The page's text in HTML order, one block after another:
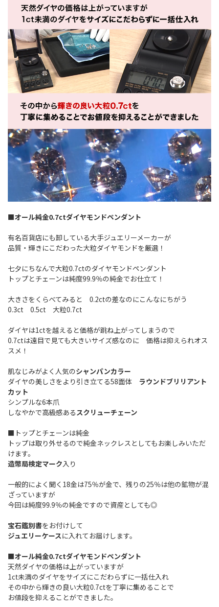
■オール純金0.7ctダイヤモンドペンダント
有名百貨店にも卸している大手ジュエリーメーカーが
品質・輝きにこだわった大粒ダイヤモンドを厳選！
七夕にちなんで大粒0.7ctのダイヤモンドペンダント
トップとチェーンは純度99.9％の純金でお仕立て！
大きさをくらべてみると 0.2ctの差なのにこんなにちがう
0.3ct 0.5ct 大粒0.7ct
ダイヤは1ctを越えると価格が跳ね上がってしまうので
0.7ctは遠目で見ても大きいサイズ感なのに 価格は抑えられオス
スメ！
肌なじみがよく人気のシャンパンカラー
ダイヤの美しさをより引き立てる58面体 ラウンドブリリアント
カット
シンプルな6本爪
しなやかで高級感あるスクリューチェーン
■トップとチェーンは純金
トップは取り外せるので純金ネックレスとしてもお楽しみいただ
けます。
造幣局検定マーク入り
一般的によく聞く18金は75％が金で、残りの25％は他の鉱物が混
ざっていますが
今回は純度99.9％の純金ですので資産としても◎
宝石鑑別書をお付けして
ジュエリーケースに入れてお届けします。
■オール純金0.7ctダイヤモンドペンダント
天然ダイヤの価格は上がっていますが
1ct未満のダイヤをサイズにこだわらずに一括仕入れ
その中から輝きの良い大粒0.7ctを丁寧に集めることで
お値段を抑えることができました。